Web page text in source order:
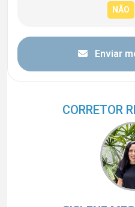
Enviar
CORRETOR